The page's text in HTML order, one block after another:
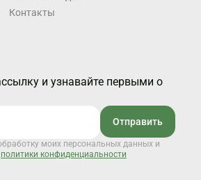
Контакты
и узнавайте первыми о
Отправить
моих персональных данных и
политики конфиденциальности